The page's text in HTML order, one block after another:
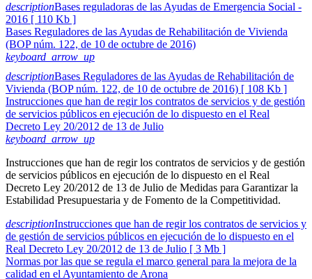
descriptionBases reguladoras de las Ayudas de Emergencia Social -
2016 [ 110 Kb ]
Bases Reguladores de las Ayudas de Rehabilitación de Vivienda
(BOP núm. 122, de 10 de octubre de 2016)
keyboard_arrow_up
descriptionBases Reguladores de las Ayudas de Rehabilitación de
Vivienda (BOP núm. 122, de 10 de octubre de 2016) [ 108 Kb ]
Instrucciones que han de regir los contratos de servicios y de gestión
de servicios públicos en ejecución de lo dispuesto en el Real
Decreto Ley 20/2012 de 13 de Julio
keyboard_arrow_up
Instrucciones que han de regir los contratos de servicios y de gestión
de servicios públicos en ejecución de lo dispuesto en el Real
Decreto Ley 20/2012 de 13 de Julio de Medidas para Garantizar la
Estabilidad Presupuestaria y de Fomento de la Competitividad.
descriptionInstrucciones que han de regir los contratos de servicios y
de gestión de servicios públicos en ejecución de lo dispuesto en el
Real Decreto Ley 20/2012 de 13 de Julio [ 3 Mb ]
Normas por las que se regula el marco general para la mejora de la
calidad en el Ayuntamiento de Arona